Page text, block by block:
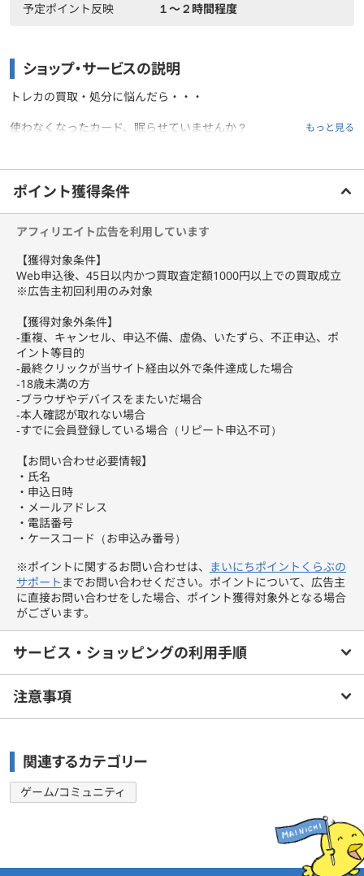
予定ポイント反映
１〜２時間程度
ショップ・サービスの説明
トレカの買取・処分に悩んだら・・・
使わなくなったカード、眠らせていませんか？
スカードゲームなど
「ふるいち」「古本市場」ではトレーディングカードの宅配買取を
希少カード・人気カード・最新弾カードについては特に買取強化
中。ぜひ宅配買取をご利用ください。
ふるいちの宅配買取ならご自宅から段ボールにつめて送るだけ！
お申し込みいただければご自宅までヤマト運輸が集荷に伺います。
送料は無料！※無料配送キットもご用意できます。
もっと見る
ご利用前に必ずお読みください
ポイント獲得条件
アフィリエイト広告を利用しています
【獲得対象条件】
Web申込後、45日以内かつ買取査定額1000円以上での買取成立
※広告主初回利用のみ対象
【獲得対象外条件】
‐重複、キャンセル、申込不備、虚偽、いたずら、不正申込、ポ
イント等目的
‐最終クリックが当サイト経由以外で条件達成した場合
‐18歳未満の方
‐ブラウザやデバイスをまたいだ場合
‐本人確認が取れない場合
‐すでに会員登録している場合（リピート申込不可）
【お問い合わせ必要情報】
・氏名
・申込日時
・メールアドレス
・電話番号
・ケースコード（お申込み番号）
※ポイントに関するお問い合わせは、
まいにちポイントくらぶの
サポート までお問い合わせください。ポイントについて、広告主
に直接お問い合わせをした場合、ポイント獲得対象外となる場合
がございます。
サービス・ショッピングの利用手順
注意事項
関連するカテゴリー
ゲーム/コミュニティ